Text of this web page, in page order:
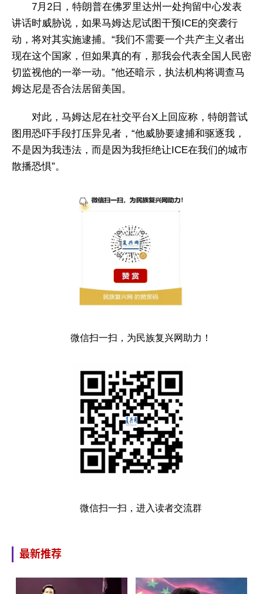
7月2日，特朗普在佛罗里达州一处拘留中心发表
讲话时威胁说，如果马姆达尼试图干预ICE的突袭行
动，将对其实施逮捕。“我们不需要一个共产主义者出
现在这个国家，但如果真的有，那我会代表全国人民密
切监视他的一举一动。”他还暗示，执法机构将调查马
姆达尼是否合法居留美国。
对此，马姆达尼在社交平台X上回应称，特朗普试
图用恐吓手段打压异见者，“他威胁要逮捕和驱逐我，
不是因为我违法，而是因为我拒绝让ICE在我们的城市
散播恐惧”。
微信扫一扫，为民族复兴网助力！
微信扫一扫，进入读者交流群
最新推荐